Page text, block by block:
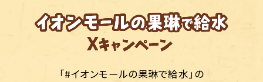
「#イオンモールの果琳で給水」の